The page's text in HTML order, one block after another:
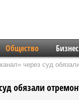
Общество Бизнес
через суд
обязали